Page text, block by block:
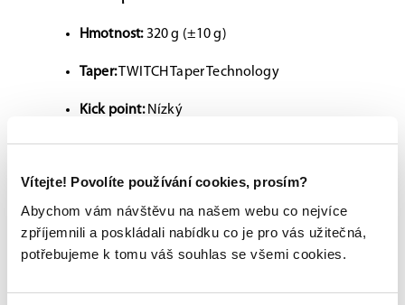
Vítejte! Povolíte používání cookies, prosím?
Abychom vám návštěvu na našem webu co nejvíce
zpříjemnili a poskládali nabídku co je pro vás užitečná,
potřebujeme k tomu váš souhlas se všemi cookies.
Hmotnost:320 g (±10 g)
Taper:TWITCH Taper Technology
Kick point:Nízký
Tvar shaftu:Kulatý (Round)
Čepel:HYP2RCORE s hliníkovou výztuhou |
technologie ACL 2.0
Konstrukce shaftu:
Monocomp | karbonové